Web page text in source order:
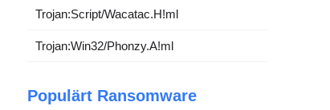
Trojan:Script/Wacatac.H!ml
Trojan:Win32/Phonzy.A!ml
Populärt Ransomware